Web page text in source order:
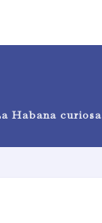
Habana curiosa